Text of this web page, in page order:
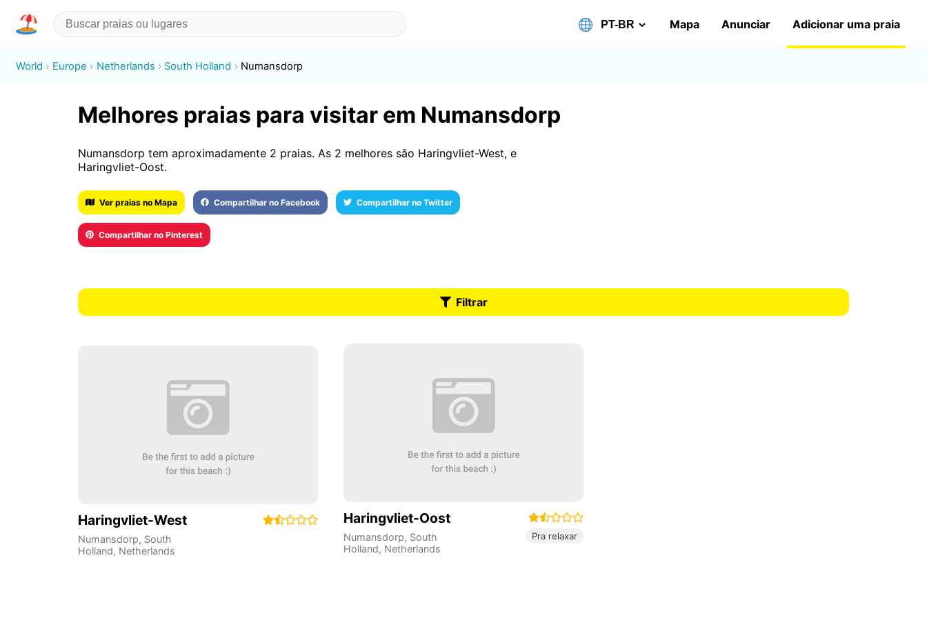
Mapa Anunciar Adicionar uma praia
World Europe Netherlands South Holland Numansdorp
Melhores praias para visitar em Numansdorp
Numansdorp tem aproximadamente 2 praias. As 2 melhores são Haringvliet-West, e
Haringvliet-Oost.
Ver praias no Mapa Compartilhar no Facebook Compartilhar no Twitter
Compartilhar no Pinterest
Filtrar
Haringvliet-West
Numansdorp, South
Holland, Netherlands
Haringvliet-Oost
Numansdorp, South
Holland, Netherlands
Pra relaxar